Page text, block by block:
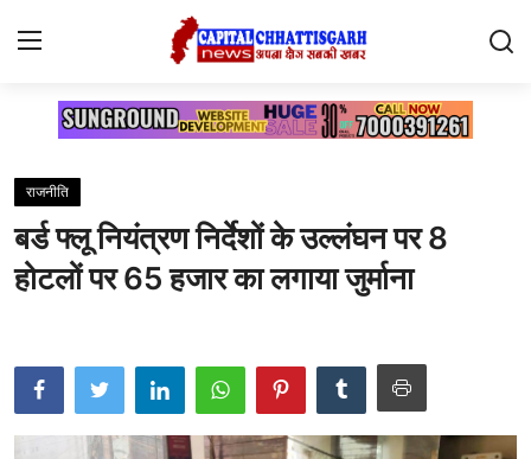
Contact
सारंगढ़
देश
राजनीति
बर्ड फ्लू नियंत्रण निर्देशों के उल्लंघन पर 8
होटलों पर 65 हजार का लगाया जुर्माना